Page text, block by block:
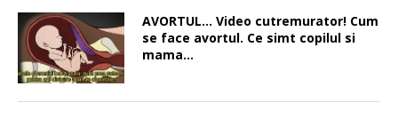
AVORTUL… Video cutremurator! Cum
se face avortul. Ce simt copilul si
mama…